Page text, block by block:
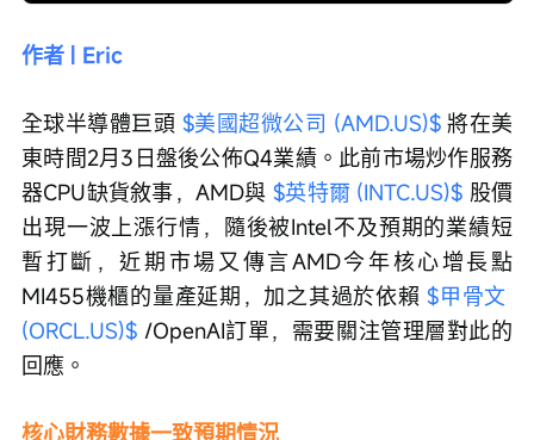
作者 | Eric
全球半導體巨頭 $美國超微公司 (AMD.US)$ 將在美
東時間2月3日盤後公佈Q4業績。此前市場炒作服務
器CPU缺貨敘事，AMD與 $英特爾 (INTC.US)$ 股價
出現一波上漲行情，隨後被Intel不及預期的業績短
暫打斷，近期市場又傳言AMD今年核心增長點
MI455機櫃的量產延期，加之其過於依賴 $甲骨文
(ORCL.US)$ /OpenAI訂單，需要關注管理層對此的
回應。
核心財務數據一致預期情況